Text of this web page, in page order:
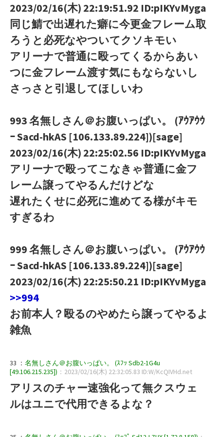
2023/02/16(木) 22:19:51.92 ID:pIKYvMyga
同じ鯖で出遅れた癖に今更金フレーム取
ろうと必死なやついてクソキモい
アリーナで普通に殴ってくるからあい
つに金フレーム渡す気にもならないし
さっさと引退してほしいわ
993 名無しさん＠お腹いっぱい。 (ｱｳｱｳｳ
ｰ Sacd-hkAS [106.133.89.224])[sage]
2023/02/16(木) 22:25:02.56 ID:pIKYvMyga
アリーナで殴ってこなきゃ普通に金フ
レーム譲ってやるんだけどな
遅れたくせに必死に進めてる様がキモ
すぎるわ
999 名無しさん＠お腹いっぱい。 (ｱｳｱｳｳ
ｰ Sacd-hkAS [106.133.89.224])[sage]
2023/02/16(木) 22:25:50.21 ID:pIKYvMyga
>>994
お前本人？殴るのやめたら譲ってやるよ
雑魚
33 ： 名無しさん＠お腹いっぱい。 (ｽﾌｯ Sdb2-1G4u
[49.106.215.235]) ：2023/02/16(木) 22:32:05.83 ID:W/KcQIVHd.net
アリスのチャー速強化って無クスウェ
ルはユニで代用できるよな？